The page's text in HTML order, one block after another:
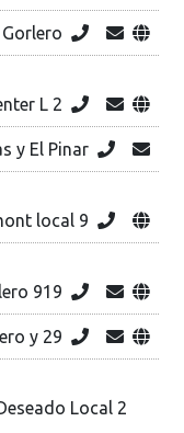
L 2
y El Pinar
local 9
919
y 29
Local 2